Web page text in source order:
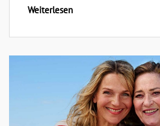
Weiterlesen